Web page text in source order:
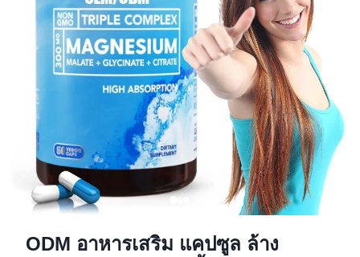
ODM อาหารเสริม แคปซูล ล้าง